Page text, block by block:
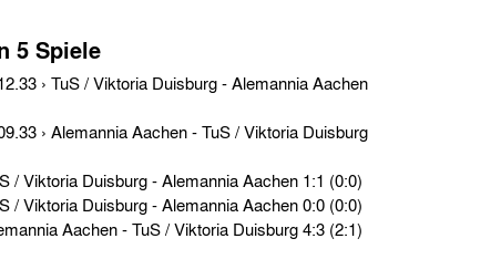
5 Spiele
Testspiele › So. 22.08.20 › TuS / Viktoria Duisburg - Alemannia Aachen 1:1 (0:0)
Testspiele › So. 08.09.18 › TuS / Viktoria Duisburg - Alemannia Aachen 0:0 (0:0)
Testspiele › So. 01.09.18 › Alemannia Aachen - TuS / Viktoria Duisburg 4:3 (2:1)